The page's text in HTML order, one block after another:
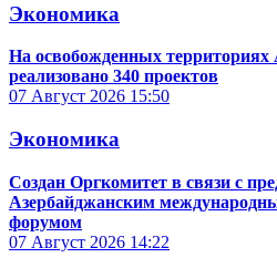
Экономика
На освобожденных территориях
реализовано 340 проектов
07 Август 2026 15:50
Экономика
Создан Оргкомитет в связи с
Азербайджанским
форумом
07 Август 2026 14:22